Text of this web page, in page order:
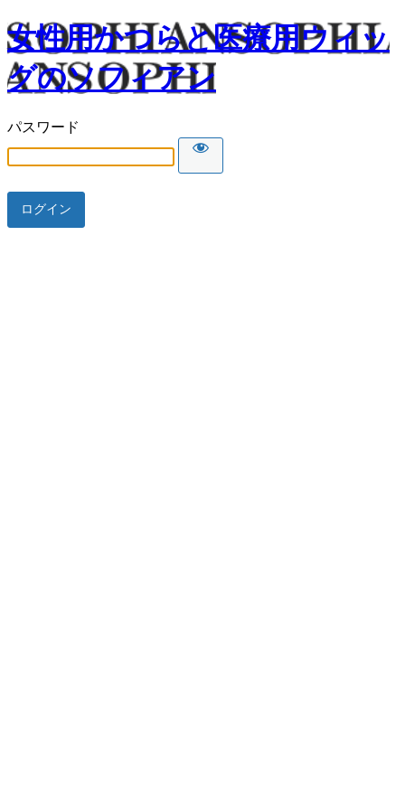
女性用かつらと医療用ウィッ
グのソフィアン
パスワード